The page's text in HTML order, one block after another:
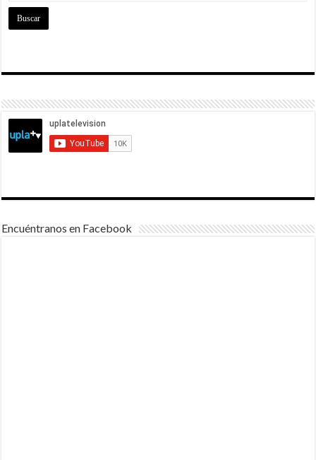
Encuéntranos en Facebook